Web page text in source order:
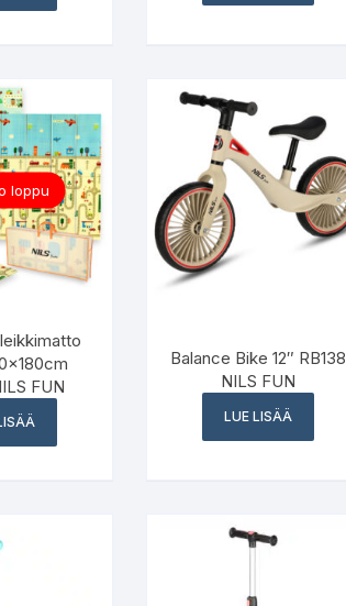
loppu
FUN
Balance Bike 12″ RB138
NILS FUN
LUE LISÄÄ